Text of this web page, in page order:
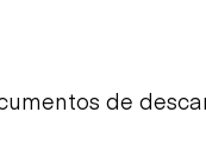
de